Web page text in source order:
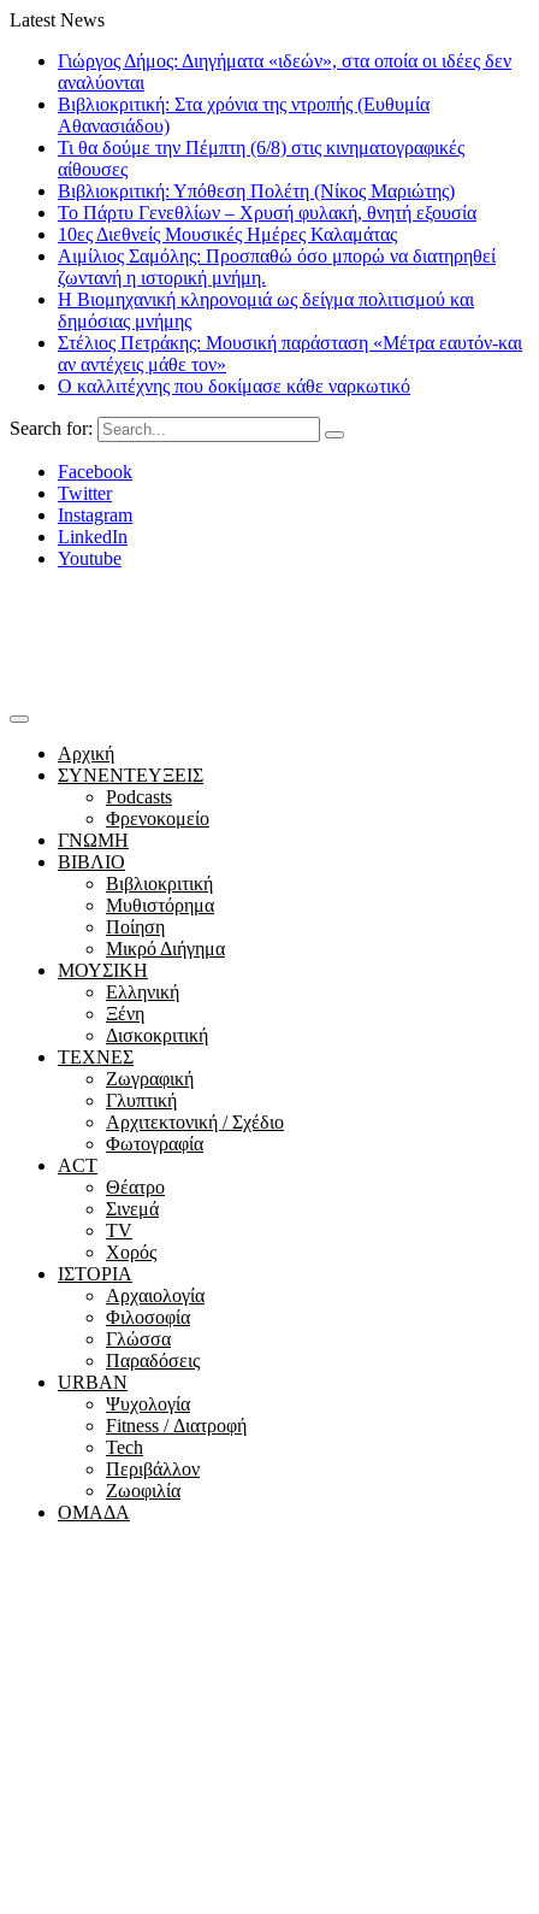
Latest News
Γιώργος Δήμος: Διηγήματα «ιδεών», στα οποία οι ιδέες δεν
αναλύονται
Βιβλιοκριτική: Στα χρόνια της ντροπής (Ευθυμία
Αθανασιάδου)
Τι θα δούμε την Πέμπτη (6/8) στις κινηματογραφικές
αίθουσες
Βιβλιοκριτική: Υπόθεση Πολέτη (Νίκος Μαριώτης)
Το Πάρτυ Γενεθλίων – Χρυσή φυλακή, θνητή εξουσία
10ες Διεθνείς Μουσικές Ημέρες Καλαμάτας
Αιμίλιος Σαμόλης: Προσπαθώ όσο μπορώ να διατηρηθεί
ζωντανή η ιστορική μνήμη.
Η Βιομηχανική κληρονομιά ως δείγμα πολιτισμού και
δημόσιας μνήμης
Στέλιος Πετράκης: Μουσική παράσταση «Μέτρα εαυτόν-και
αν αντέχεις μάθε τον»
Ο καλλιτέχνης που δοκίμασε κάθε ναρκωτικό
Search for:
Facebook
Twitter
Instagram
LinkedIn
Youtube
Αρχική
ΣΥΝΕΝΤΕΥΞΕΙΣ
Podcasts
Φρενοκομείο
ΓΝΩΜΗ
ΒΙΒΛΙΟ
Βιβλιοκριτική
Μυθιστόρημα
Ποίηση
Μικρό Διήγημα
ΜΟΥΣΙΚΗ
Ελληνική
Ξένη
Δισκοκριτική
ΤΕΧΝΕΣ
Ζωγραφική
Γλυπτική
Αρχιτεκτονική / Σχέδιο
Φωτογραφία
ACT
Θέατρο
Σινεμά
ΤV
Χορός
ΙΣΤΟΡΙΑ
Αρχαιολογία
Φιλοσοφία
Γλώσσα
Παραδόσεις
URBAN
Ψυχολογία
Fitness / Διατροφή
Tech
Περιβάλλον
Ζωοφιλία
ΟΜΑΔΑ